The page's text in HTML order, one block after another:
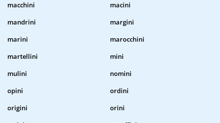
macchini
macini
mandrini
margini
marini
marocchini
martellini
mini
mulini
nomini
opini
ordini
origini
orini